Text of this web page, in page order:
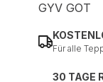
GYV GOT
Für alle
30 TAGE